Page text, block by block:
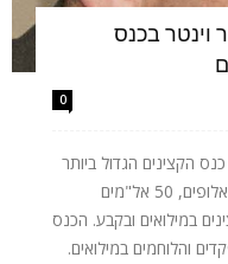
וינטר בכנס
0
ביתן 2 בתל אביב כנס הקצינים הגדול ביותר
בצה״ל מאז היווסדו: 4 אלופים, 14 תתי אלופים, 50 אל"מים
במילואים ובקבע. הכנס
והלוחמים במילואים.